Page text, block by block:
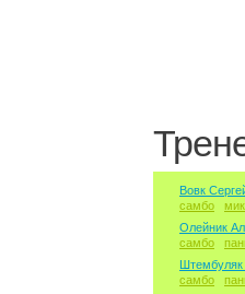
Вовк
самбо
Олейник
самбо
самбо